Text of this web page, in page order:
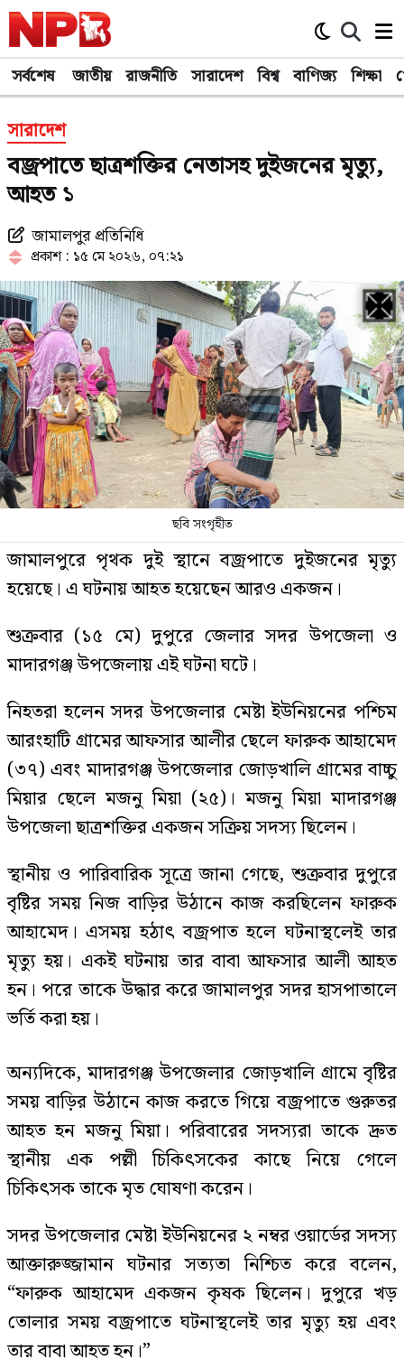
সর্বশেষ জাতীয় রাজনীতি সারাদেশ বিশ্ব বাণিজ্য শিক্ষা
সারাদেশ
বজ্রপাতে ছাত্রশক্তির নেতাসহ দুইজনের মৃত্যু,
আহত ১
জামালপুর প্রতিনিধি
প্রকাশ : ১৫ মে ২০২৬, ০৭:২১
ছবি সংগৃহীত
জামালপুরে পৃথক দুই স্থানে বজ্রপাতে দুইজনের মৃত্যু
হয়েছে। এ ঘটনায় আহত হয়েছেন আরও একজন।
শুক্রবার (১৫ মে) দুপুরে জেলার সদর উপজেলা ও
মাদারগঞ্জ উপজেলায় এই ঘটনা ঘটে।
নিহতরা হলেন সদর উপজেলার মেষ্টা ইউনিয়নের পশ্চিম
আরংহাটি গ্রামের আফসার আলীর ছেলে ফারুক আহামেদ
(৩৭) এবং মাদারগঞ্জ উপজেলার জোড়খালি গ্রামের বাচ্চু
মিয়ার ছেলে মজনু মিয়া (২৫)। মজনু মিয়া মাদারগঞ্জ
উপজেলা ছাত্রশক্তির একজন সক্রিয় সদস্য ছিলেন।
স্থানীয় ও পারিবারিক সূত্রে জানা গেছে, শুক্রবার দুপুরে
বৃষ্টির সময় নিজ বাড়ির উঠানে কাজ করছিলেন ফারুক
আহামেদ। এসময় হঠাৎ বজ্রপাত হলে ঘটনাস্থলেই তার
মৃত্যু হয়। একই ঘটনায় তার বাবা আফসার আলী আহত
হন। পরে তাকে উদ্ধার করে জামালপুর সদর হাসপাতালে
ভর্তি করা হয়।
অন্যদিকে, মাদারগঞ্জ উপজেলার জোড়খালি গ্রামে বৃষ্টির
সময় বাড়ির উঠানে কাজ করতে গিয়ে বজ্রপাতে গুরুতর
আহত হন মজনু মিয়া। পরিবারের সদস্যরা তাকে দ্রুত
স্থানীয় এক পল্লী চিকিৎসকের কাছে নিয়ে গেলে
চিকিৎসক তাকে মৃত ঘোষণা করেন।
সদর উপজেলার মেষ্টা ইউনিয়নের ২ নম্বর ওয়ার্ডের সদস্য
আক্তারুজ্জামান ঘটনার সত্যতা নিশ্চিত করে বলেন,
“ফারুক আহামেদ একজন কৃষক ছিলেন। দুপুরে খড়
তোলার সময় বজ্রপাতে ঘটনাস্থলেই তার মৃত্যু হয় এবং
তার বাবা আহত হন।”